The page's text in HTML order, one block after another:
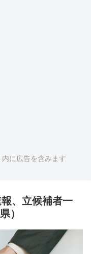
内に広告を含みます
、立候補者一
）